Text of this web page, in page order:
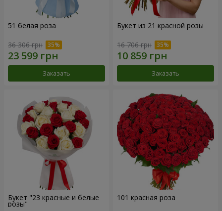
51 белая роза
36 306 грн
Заказать
Букет из 21 красной розы
16 706 грн
Заказать
Букет "23 красные и белые
розы"
101 красная роза